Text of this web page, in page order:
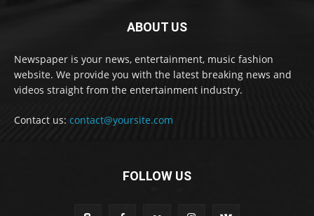
ABOUT US
Newspaper is your news, entertainment, music fashion
website. We provide you with the latest breaking news and
videos straight from the entertainment industry.
Contact us: contact@yoursite.com
FOLLOW US